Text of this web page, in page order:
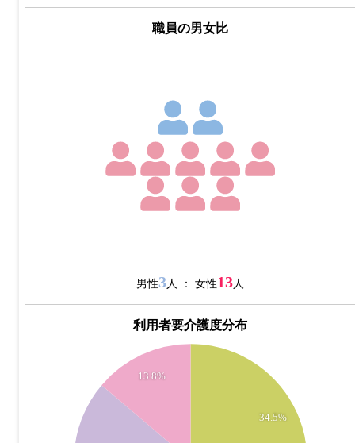
職員の男女比
男性3人 ： 女性13人
利用者要介護度分布
34.5%
13.8%